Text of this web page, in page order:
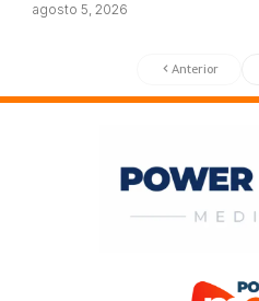
agosto 5, 2026
Anterior